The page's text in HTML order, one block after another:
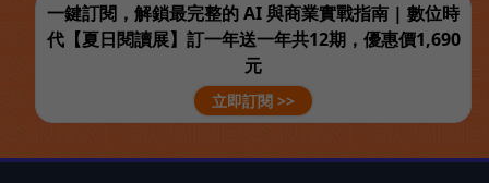
一鍵訂閱，解鎖最完整的 AI 與商業實戰指南 | 數位時
代【夏日閱讀展】訂一年送一年共12期，優惠價1,690
元
立即訂閱 >>